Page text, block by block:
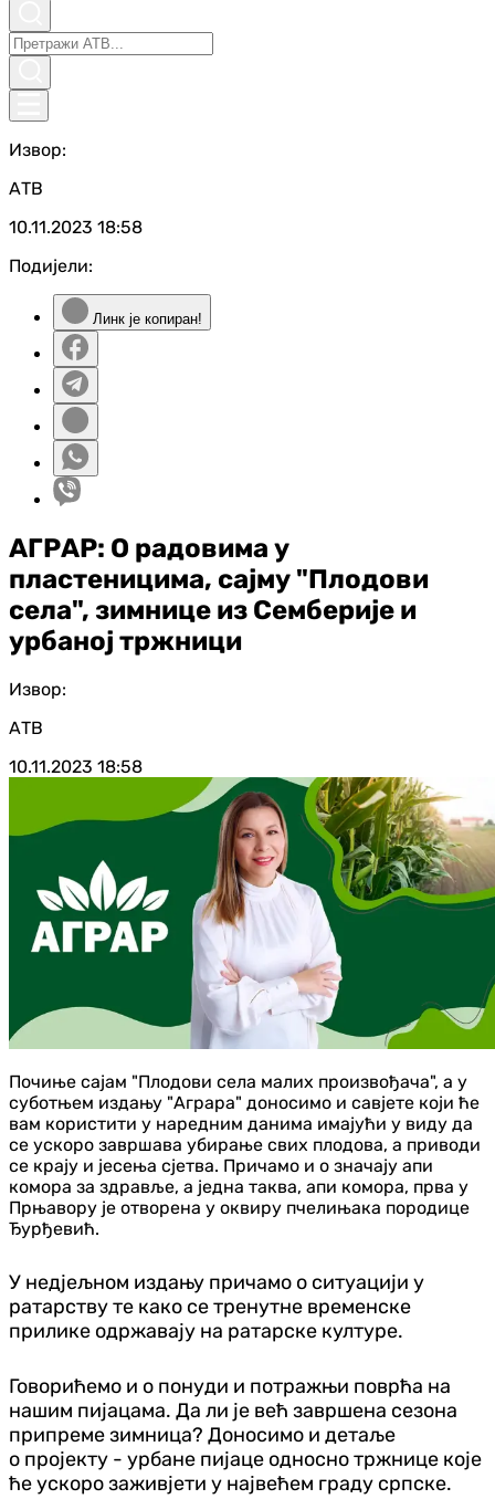
Извор:
АТВ
10.11.2023 18:58
Подијели:
Линк је копиран!
АГРАР: О радовима у
пластеницима, сајму "Плодови
села", зимнице из Семберије и
урбаној тржници
Извор:
АТВ
10.11.2023 18:58
Почиње сајам "Плодови села малих произвођача", а у
суботњем издању "Аграра" доносимо и савјете који ће
вам користити у наредним данима имајући у виду да
се ускоро завршава убирање свих плодова, а приводи
се крају и јесења сјетва. Причамо и о значају апи
комора за здравље, а једна таква, апи комора, прва у
Прњавору је отворена у оквиру пчелињака породице
Ђурђевић.
У недјељном издању причамо о ситуацији у
ратарству те како се тренутне временске
прилике одржавају на ратарске културе.
Говорићемо и о понуди и потражњи поврћа на
нашим пијацама. Да ли је већ завршена сезона
припреме зимница? Доносимо и детаље
о пројекту - урбане пијаце односно тржнице које
ће ускоро заживјети у највећем граду српске.